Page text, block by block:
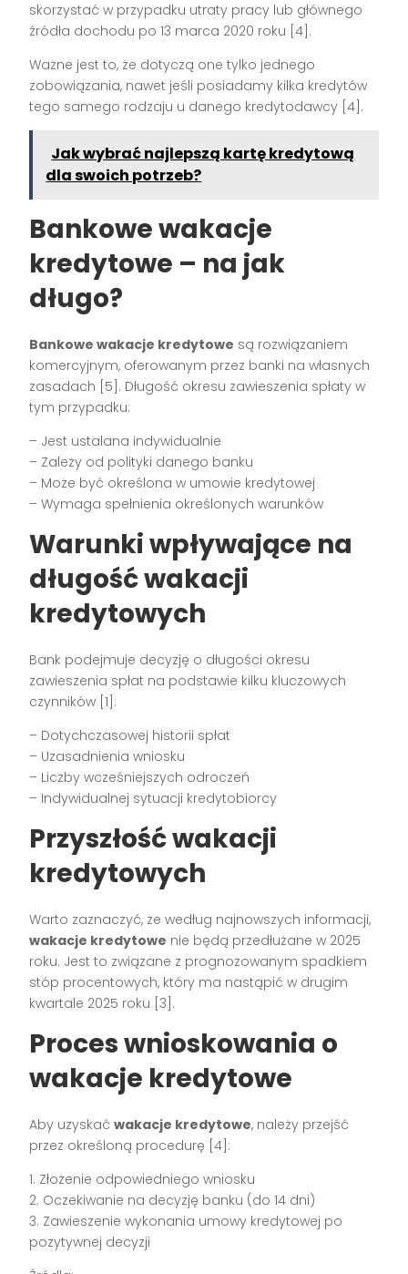
skorzystać w przypadku utraty pracy lub głównego
źródła dochodu po 13 marca 2020 roku [4].
Ważne jest to, że dotyczą one tylko jednego
zobowiązania, nawet jeśli posiadamy kilka kredytów
tego samego rodzaju u danego kredytodawcy [4].
Jak wybrać najlepszą kartę kredytową
dla swoich potrzeb?
Bankowe wakacje
kredytowe – na jak
długo?
Bankowe wakacje kredytowe są rozwiązaniem
komercyjnym, oferowanym przez banki na własnych
zasadach [5]. Długość okresu zawieszenia spłaty w
tym przypadku:
– Jest ustalana indywidualnie
– Zależy od polityki danego banku
– Może być określona w umowie kredytowej
– Wymaga spełnienia określonych warunków
Warunki wpływające na
długość wakacji
kredytowych
Bank podejmuje decyzję o długości okresu
zawieszenia spłat na podstawie kilku kluczowych
czynników [1]:
– Dotychczasowej historii spłat
– Uzasadnienia wniosku
– Liczby wcześniejszych odroczeń
– Indywidualnej sytuacji kredytobiorcy
Przyszłość wakacji
kredytowych
Warto zaznaczyć, że według najnowszych informacji,
wakacje kredytowe nie będą przedłużane w 2025
roku. Jest to związane z prognozowanym spadkiem
stóp procentowych, który ma nastąpić w drugim
kwartale 2025 roku [3].
Proces wnioskowania o
wakacje kredytowe
Aby uzyskaćwakacje kredytowe, należy przejść
przez określoną procedurę [4]:
1. Złożenie odpowiedniego wniosku
2. Oczekiwanie na decyzję banku (do 14 dni)
3. Zawieszenie wykonania umowy kredytowej po
pozytywnej decyzji